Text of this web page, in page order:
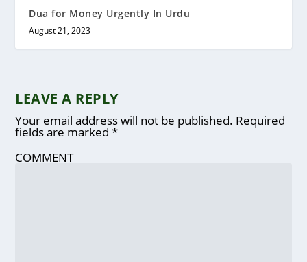
Dua for Money Urgently In Urdu
August 21, 2023
LEAVE A REPLY
Your email address will not be published. Required
fields are marked*
COMMENT